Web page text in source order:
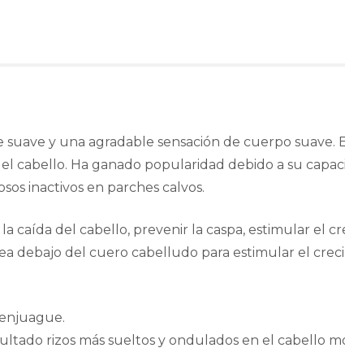
y una agradable sensación de cuerpo suave.
cabello. Ha ganado popularidad debido a su
inactivos en parches calvos.
caída del cabello, prevenir la caspa, estimular el
debajo del cuero cabelludo para estimular el
rizos más sueltos y ondulados en el cabello